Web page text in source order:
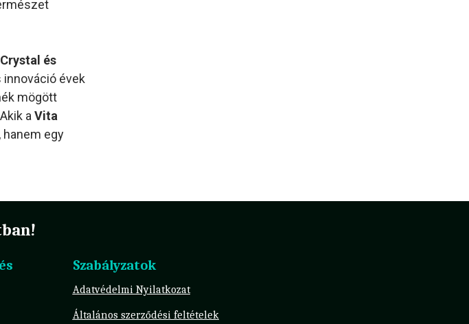
és
évek
mögött
a Vita
egy
Szabályzatok
Adatvédelmi Nyilatkozat
Általános szerződési feltételek